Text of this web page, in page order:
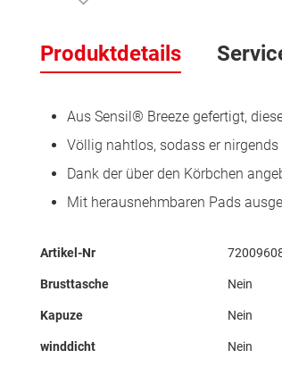
der
Bildergalerie
Produktdetails
Aus Sensil® Breeze gefertigt,
Völlig nahtlos, sodass er nirgends
Dank der über den Körbchen
Mit herausnehmbaren Pads
Mehr
Artikel-Nr
Brusttasche Nein
Kapuze Nein
winddicht Nein